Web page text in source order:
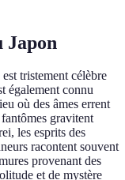
Japon
tristement célèbre
également connu
où des âmes errent
gravitent
les esprits des
racontent souvent
provenant des
et de mystère